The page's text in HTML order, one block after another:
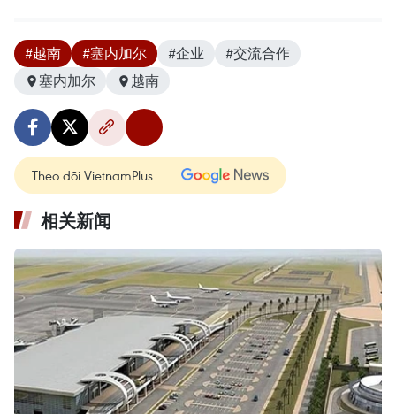
#越南 #塞内加尔 #企业
#交流合作
塞内加尔
越南
Theo dõi VietnamPlus
相关新闻